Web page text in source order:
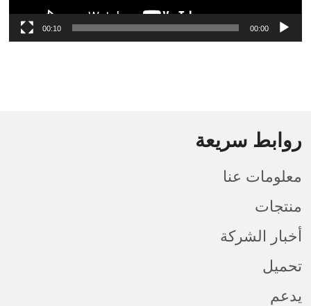
00:00
00:10
روابط سريعة
معلومات عنا
منتجات
أخبار الشركة
تحميل
يدعم